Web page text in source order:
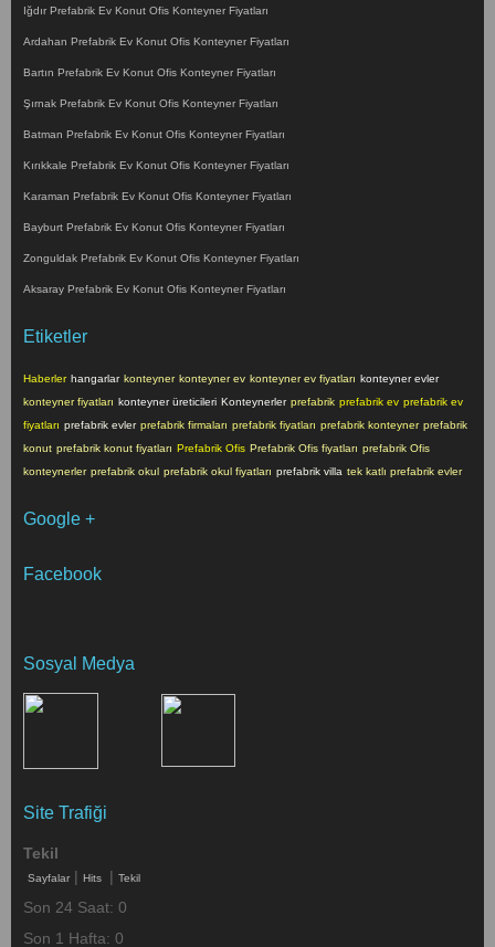
Iğdır Prefabrik Ev Konut Ofis Konteyner Fiyatları
Ardahan Prefabrik Ev Konut Ofis Konteyner Fiyatları
Bartın Prefabrik Ev Konut Ofis Konteyner Fiyatları
Şırnak Prefabrik Ev Konut Ofis Konteyner Fiyatları
Batman Prefabrik Ev Konut Ofis Konteyner Fiyatları
Kırıkkale Prefabrik Ev Konut Ofis Konteyner Fiyatları
Karaman Prefabrik Ev Konut Ofis Konteyner Fiyatları
Bayburt Prefabrik Ev Konut Ofis Konteyner Fiyatları
Zonguldak Prefabrik Ev Konut Ofis Konteyner Fiyatları
Aksaray Prefabrik Ev Konut Ofis Konteyner Fiyatları
Etiketler
Haberler hangarlar konteyner konteyner ev konteyner ev fiyatları konteyner evler
konteyner fiyatları konteyner üreticileri Konteynerler prefabrik prefabrik ev prefabrik ev
fiyatları prefabrik evler prefabrik firmaları prefabrik fiyatları prefabrik konteyner prefabrik
konut prefabrik konut fiyatları Prefabrik Ofis Prefabrik Ofis fiyatları prefabrik Ofis
konteynerler prefabrik okul prefabrik okul fiyatları prefabrik villa tek katlı prefabrik evler
Google +
Facebook
Sosyal Medya
Site Trafiği
Tekil
Sayfalar | Hits | Tekil
Son 24 Saat: 0
Son 1 Hafta: 0